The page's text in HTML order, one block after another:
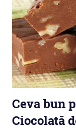
Ceva bun
Ciocolată